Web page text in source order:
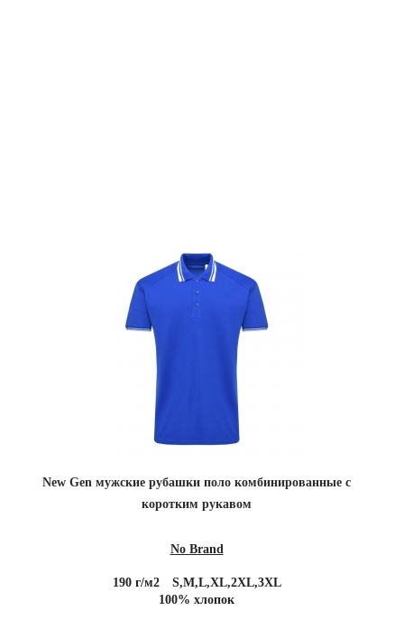
New Gen мужские рубашки поло комбинированные с
коротким рукавом
No Brand
190 г/м2
S,M,L,XL,2XL,3XL
100% хлопок